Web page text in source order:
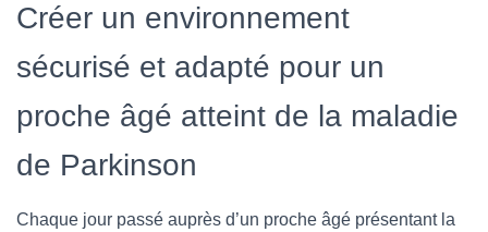
Créer un environnement
sécurisé et adapté pour un
proche âgé atteint de la maladie
de Parkinson
Chaque jour passé auprès d’un proche âgé présentant la